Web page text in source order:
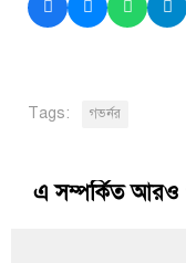
Tags: গভর্নর
এ সম্পর্কিত